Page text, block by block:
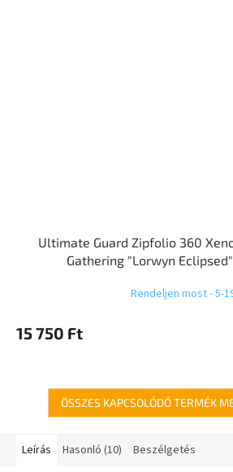
Ultimate Guard Zipfolio 360
Gathering "Lorwyn
Rendeljen most - 5-
15 750 Ft
ÖSSZES KAPCSOLÓDÓ TERMÉK
Leírás Hasonló (10) Beszélgetés